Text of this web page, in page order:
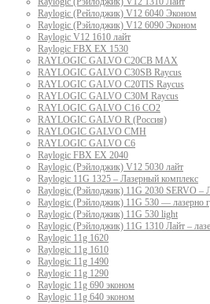
Raylogic (Рейлоджик) V12 6040 Эконом
Raylogic (Рэйлоджик) V12 6090 Эконом
Raylogic V12 1610 лайт
Raylogic FBX EX 1530
RAYLOGIC GALVO С20CB MAX
RAYLOGIC GALVO С30SB Raycus
RAYLOGIC GALVO C20TIS Raycus
RAYLOGIC GALVO С30M Raycus
RAYLOGIC GALVO С16 CO2
RAYLOGIC GALVO R (Россия)
RAYLOGIC GALVO CMH
RAYLOGIC GALVO С6
Raylogic FBX EX 2040
Raylogic (Рэйлоджик) V12 5030 лайт
Raylogic 11G 1325 – Лазерный комплекс
Raylogic (Рэйлоджик) 11G 2030 SERVO –
Raylogic (Рэйлоджик) 11G 530 — лазерно
Raylogic (Рэйлоджик) 11G 530 light
Raylogic (Рэйлоджик) 11G 1310 Лайт –
Raylogic 11g 1620
Raylogic 11g 1610
Raylogic 11g 1490
Raylogic 11g 1290
Raylogic 11g 690 эконом
Raylogic 11g 640 эконом